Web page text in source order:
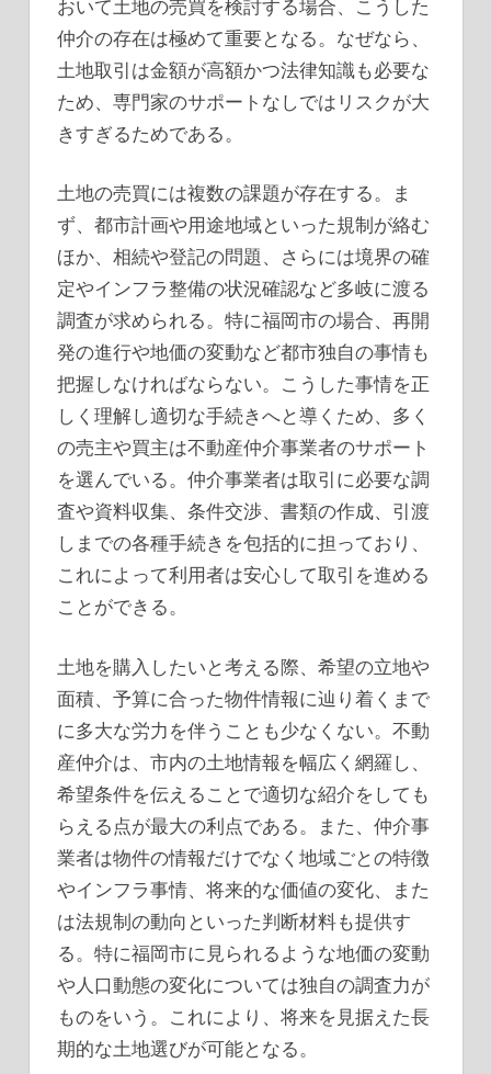
おいて土地の売買を検討する場合、こうした
仲介の存在は極めて重要となる。なぜなら、
土地取引は金額が高額かつ法律知識も必要な
ため、専門家のサポートなしではリスクが大
きすぎるためである。
土地の売買には複数の課題が存在する。ま
ず、都市計画や用途地域といった規制が絡む
ほか、相続や登記の問題、さらには境界の確
定やインフラ整備の状況確認など多岐に渡る
調査が求められる。特に福岡市の場合、再開
発の進行や地価の変動など都市独自の事情も
把握しなければならない。こうした事情を正
しく理解し適切な手続きへと導くため、多く
の売主や買主は不動産仲介事業者のサポート
を選んでいる。仲介事業者は取引に必要な調
査や資料収集、条件交渉、書類の作成、引渡
しまでの各種手続きを包括的に担っており、
これによって利用者は安心して取引を進める
ことができる。
土地を購入したいと考える際、希望の立地や
面積、予算に合った物件情報に辿り着くまで
に多大な労力を伴うことも少なくない。不動
産仲介は、市内の土地情報を幅広く網羅し、
希望条件を伝えることで適切な紹介をしても
らえる点が最大の利点である。また、仲介事
業者は物件の情報だけでなく地域ごとの特徴
やインフラ事情、将来的な価値の変化、また
は法規制の動向といった判断材料も提供す
る。特に福岡市に見られるような地価の変動
や人口動態の変化については独自の調査力が
ものをいう。これにより、将来を見据えた長
期的な土地選びが可能となる。